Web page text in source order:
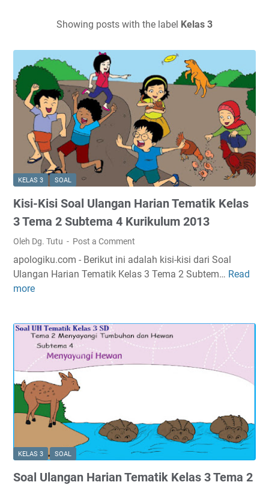
Showing posts with the label Kelas 3
KELAS 3 SOAL
Kisi-Kisi Soal Ulangan Harian Tematik Kelas
3 Tema 2 Subtema 4 Kurikulum 2013
Oleh Dg. Tutu Post a Comment
apologiku.com - Berikut ini adalah kisi-kisi dari Soal
Ulangan Harian Tematik Kelas 3 Tema 2 Subtem… Read
more
K
-
K
i
i
S
o
l
U
KELAS 3 SOAL
Soal Ulangan Harian Tematik Kelas 3 Tema 2